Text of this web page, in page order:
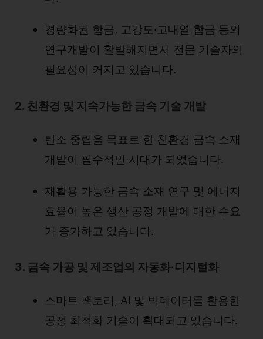
경량화된 합금, 고강도·고내열 합금 등의
연구개발이 활발해지면서 전문 기술자의
필요성이 커지고 있습니다.
2. 친환경 및 지속가능한 금속 기술 개발
탄소 중립을 목표로 한 친환경 금속 소재
개발이 필수적인 시대가 되었습니다.
재활용 가능한 금속 소재 연구 및 에너지
효율이 높은 생산 공정 개발에 대한 수요
가 증가하고 있습니다.
3. 금속 가공 및 제조업의 자동화·디지털화
스마트 팩토리, AI 및 빅데이터를 활용한
공정 최적화 기술이 확대되고 있습니다.